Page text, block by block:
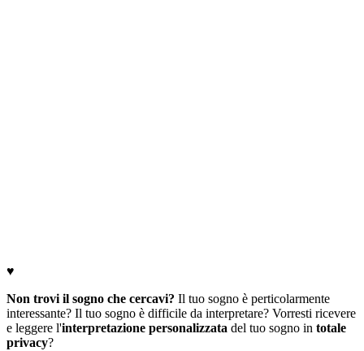
♥
Non trovi il sogno che cercavi? Il tuo sogno è perticolarmente
interessante? Il tuo sogno è difficile da interpretare? Vorresti ricevere
e leggere l'interpretazione personalizzata del tuo sogno in totale
privacy?